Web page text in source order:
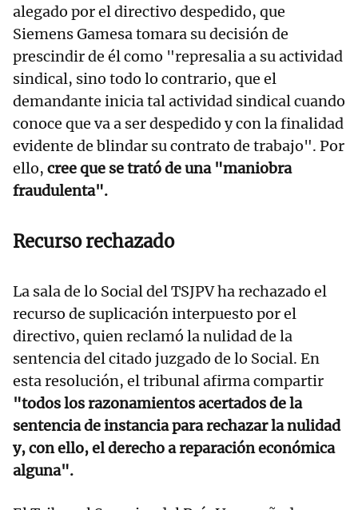
alegado por el directivo despedido, que
Siemens Gamesa tomara su decisión de
prescindir de él como "represalia a su actividad
sindical, sino todo lo contrario, que el
demandante inicia tal actividad sindical cuando
conoce que va a ser despedido y con la finalidad
evidente de blindar su contrato de trabajo". Por
ello, cree que se trató de una "maniobra
fraudulenta".
Recurso rechazado
La sala de lo Social del TSJPV ha rechazado el
recurso de suplicación interpuesto por el
directivo, quien reclamó la nulidad de la
sentencia del citado juzgado de lo Social. En
esta resolución, el tribunal afirma compartir
"todos los razonamientos acertados de la
sentencia de instancia para rechazar la nulidad
y, con ello, el derecho a reparación económica
alguna".